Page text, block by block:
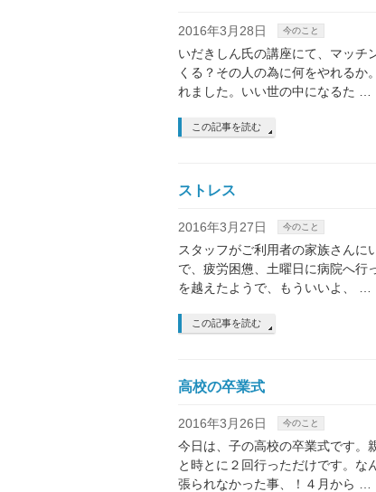
2016年3月28日 今のこと
いだきしん氏の講座にて、マッチ
くる？その人の為に何をやれる
れました。いい世の中になるた …
この記事を読む
ストレス
2016年3月27日 今のこと
スタッフがご利用者の家族さんに
で、疲労困憊、土曜日に病院へ行
を越えたようで、もういいよ、 …
この記事を読む
高校の卒業式
2016年3月26日 今のこと
今日は、子の高校の卒業式です。
と時とに２回行っただけです。な
張られなかった事、！４月から …